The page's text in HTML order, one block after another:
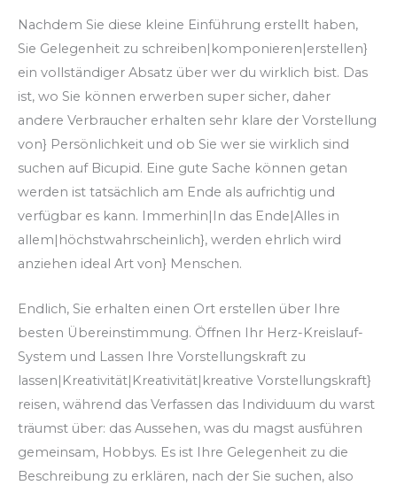
Nachdem Sie diese kleine Einführung erstellt haben,
Sie Gelegenheit zu schreiben|komponieren|erstellen}
ein vollständiger Absatz über wer du wirklich bist. Das
ist, wo Sie können erwerben super sicher, daher
andere Verbraucher erhalten sehr klare der Vorstellung
von} Persönlichkeit und ob Sie wer sie wirklich sind
suchen auf Bicupid. Eine gute Sache können getan
werden ist tatsächlich am Ende als aufrichtig und
verfügbar es kann. Immerhin|In das Ende|Alles in
allem|höchstwahrscheinlich}, werden ehrlich wird
anziehen ideal Art von} Menschen.
Endlich, Sie erhalten einen Ort erstellen über Ihre
besten Übereinstimmung. Öffnen Ihr Herz-Kreislauf-
System und Lassen Ihre Vorstellungskraft zu
lassen|Kreativität|Kreativität|kreative Vorstellungskraft}
reisen, während das Verfassen das Individuum du warst
träumst über: das Aussehen, was du magst ausführen
gemeinsam, Hobbys. Es ist Ihre Gelegenheit zu die
Beschreibung zu erklären, nach der Sie suchen, also